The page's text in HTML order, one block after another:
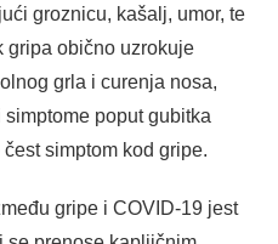
groznicu, kašalj, umor, te
gripa obično uzrokuje
grla i curenja nosa,
poput gubitka
simptom kod gripe.
gripe i COVID-19 jest